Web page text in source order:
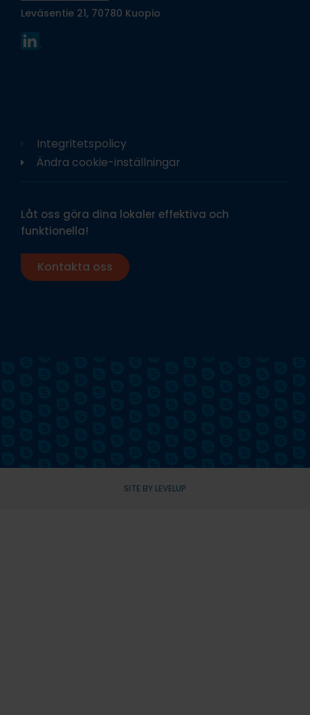
Leväsentie 21, 70780 Kuopio
Integritetspolicy
Ändra cookie-inställningar
Låt oss göra dina lokaler effektiva och
funktionella!
Kontakta oss
SITE BY LEVELUP